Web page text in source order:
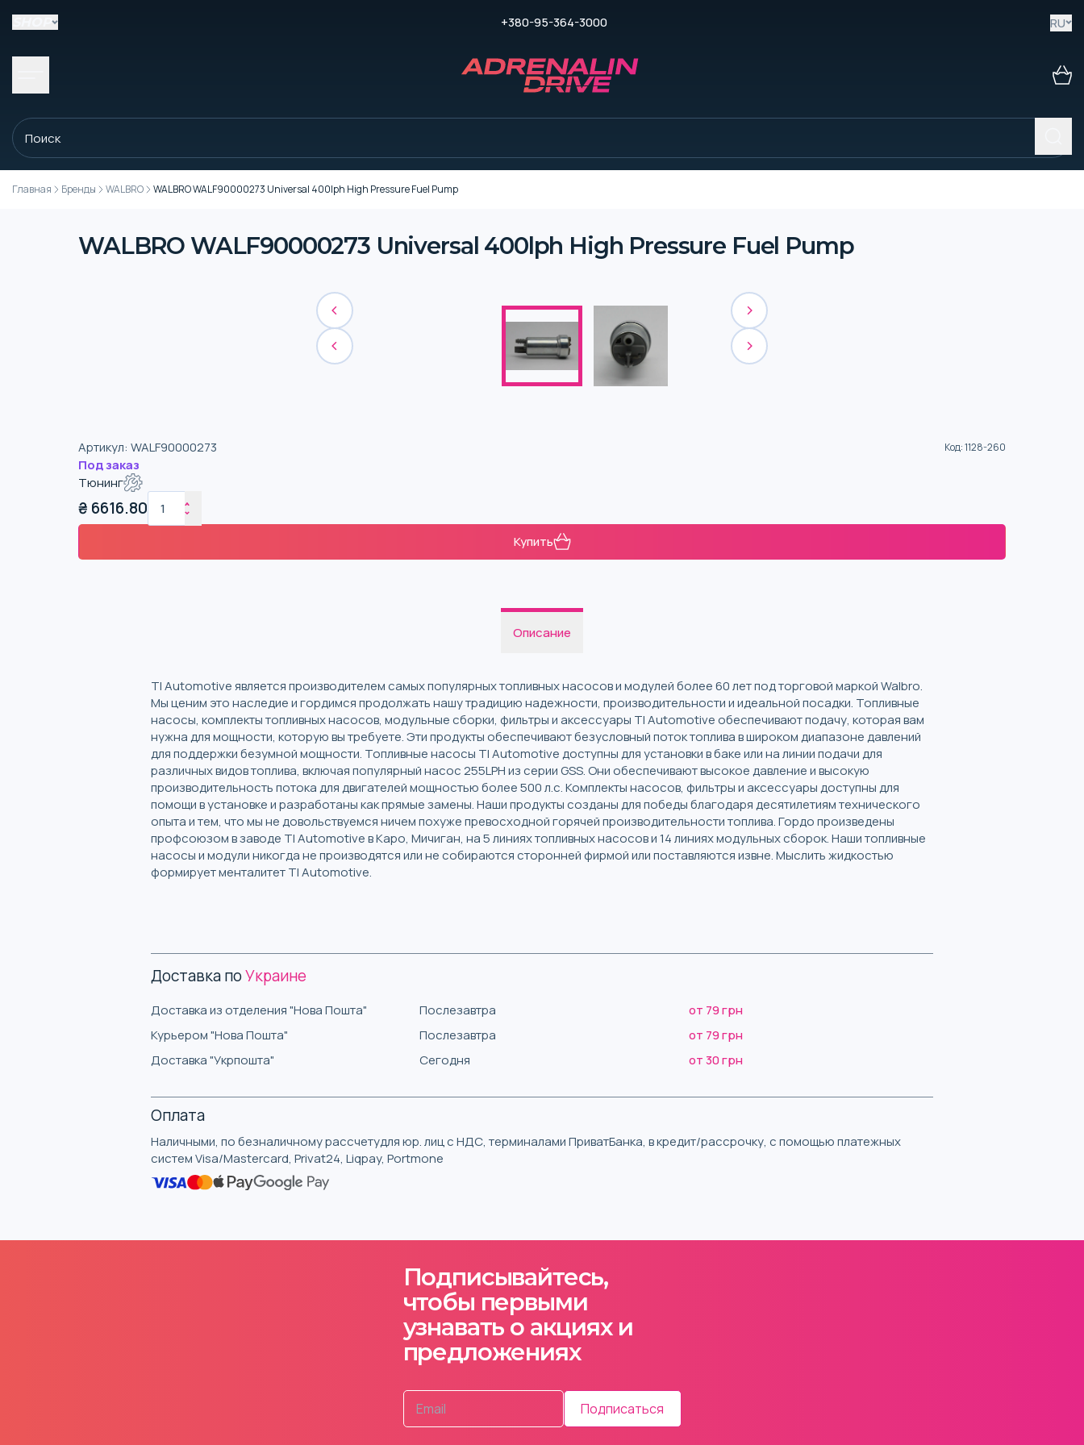
+380-95-364-3000 RU
Главная Бренды WALBRO WALBRO WALF90000273 Universal 400lph High Pressure Fuel Pump
WALBRO WALF90000273 Universal 400lph High Pressure Fuel Pump
Артикул: WALF90000273 Код:1128-260
Под заказ
Тюнинг
₴ 6616.80
Купить
Описание
TI Automotive является производителем самых популярных топливных насосов и модулей более 60 лет под торговой маркой Walbro.
Мы ценим это наследие и гордимся продолжать нашу традицию надежности, производительности и идеальной посадки. Топливные
насосы, комплекты топливных насосов, модульные сборки, фильтры и аксессуары TI Automotive обеспечивают подачу, которая вам
нужна для мощности, которую вы требуете. Эти продукты обеспечивают безусловный поток топлива в широком диапазоне давлений
для поддержки безумной мощности. Топливные насосы TI Automotive доступны для установки в баке или на линии подачи для
различных видов топлива, включая популярный насос 255LPH из серии GSS. Они обеспечивают высокое давление и высокую
производительность потока для двигателей мощностью более 500 л.с. Комплекты насосов, фильтры и аксессуары доступны для
помощи в установке и разработаны как прямые замены. Наши продукты созданы для победы благодаря десятилетиям технического
опыта и тем, что мы не довольствуемся ничем похуже превосходной горячей производительности топлива. Гордо произведены
профсоюзом в заводе TI Automotive в Каро, Мичиган, на 5 линиях топливных насосов и 14 линиях модульных сборок. Наши топливные
насосы и модули никогда не производятся или не собираются сторонней фирмой или поставляются извне. Мыслить жидкостью
формирует менталитет TI Automotive.
Доставка поУкраине
Доставка из отделения "Нова Пошта" Послезавтра
от 79 грн
Курьером "Нова Пошта"
Послезавтра
от 79 грн
Доставка "Укрпошта"
Сегодня от 30 грн
Оплата
Наличными, по безналичному рассчетудля юр. лиц с НДС, терминалами ПриватБанка, в кредит/рассрочку, с помощью платежных
систем Visa/Mastercard, Privat24, Liqpay, Portmone
Подписывайтесь,
чтобы первыми
узнавать о акциях и
предложениях
Подписаться